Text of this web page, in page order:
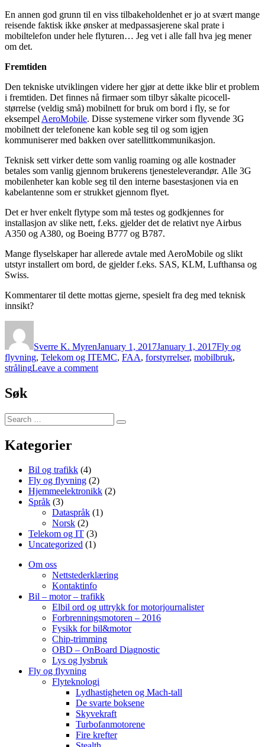
En annen god grunn til en viss tilbakeholdenhet er jo at svært mange
reisende faktisk ikke ønsker at medpassasjerene skal prate i
mobiltelefon under hele flyturen… Jeg vet i alle fall hva jeg mener
om det.
Fremtiden
Den tekniske utviklingen videre her gjør at dette ikke blir et problem
i fremtiden. Det finnes nå firmaer som tilbyr såkalte picocell-
størrelse (veldig små) mobilnett for bruk om bord i fly, se for
eksempel AeroMobile. Disse systemene virker som flyvende 3G
mobilnett der telefonene kan koble seg til og som igjen
kommuniserer med bakken over satellittkommunikasjon.
Teknisk sett virker dette som vanlig roaming og alle kostnader
betales som vanlig gjennom brukerens tjenesteleverandør. Alle 3G
mobilenheter kan koble seg til den interne basestasjonen via en
kabelantenne som er strukket gjennom flyet.
Det er hver enkelt flytype som må testes og godkjennes for
installasjon av slike nett, f.eks. gjelder det de relativt nye Airbus
A350 og A380, og Boeing B777 og B787.
Mange flyselskaper har allerede avtale med AeroMobile og slikt
utstyr installert om bord, de gjelder f.eks. SAS, KLM, Lufthansa og
Swiss.
Kommentarer til dette mottas gjerne, spesielt fra deg med teknisk
innsikt?
Sverre K. MyrenJanuary 1, 2017January 1, 2017Fly og
flyvning, Telekom og ITTags
EMC, FAA, forstyrrelser, mobilbruk,
strålingLeave a commenton
Søk
Search
for:
Search
Kategorier
Bil og trafikk (4)
Fly og flyvning (2)
Hjemmeelektronikk (2)
Språk (3)
Dataspråk (1)
Norsk (2)
Telekom og IT (3)
Uncategorized (1)
Om oss
Nettstederklæring
Kontaktinfo
Bil – motor – trafikk
Elbil ord og uttrykk for motorjournalister
Forbrenningsmotoren – 2016
Fysikk for bil&motor
Chip-trimming
OBD – OnBoard Diagnostic
Lys og lysbruk
Fly og flyvning
Flyteknologi
Lydhastigheten og Mach-tall
De svarte boksene
Skyvekraft
Turbofanmotorene
Fire krefter